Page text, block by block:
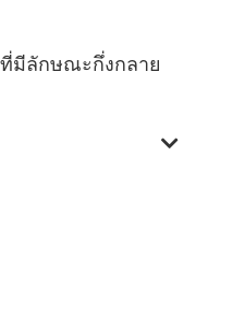
มีลักษณะกึ่งกลาย